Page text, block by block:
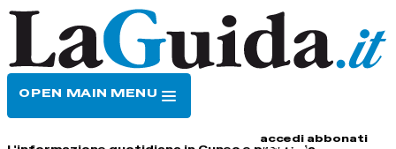
OPEN MAIN MENU
accedi abbonati